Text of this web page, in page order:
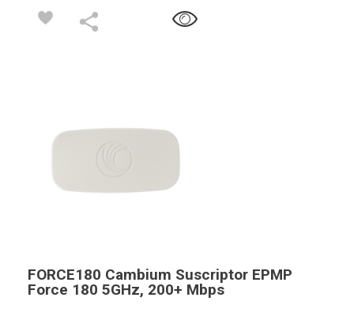
FORCE180 Cambium Suscriptor EPMP
Force 180 5GHz, 200+ Mbps